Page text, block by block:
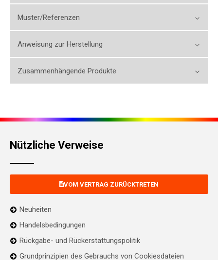
Muster/Referenzen
Anweisung zur Herstellung
Zusammenhängende Produkte
Nützliche Verweise
VOM VERTRAG ZURÜCKTRETEN
Neuheiten
Handelsbedingungen
Rückgabe- und Rückerstattungspolitik
Grundprinzipien des Gebrauchs von Cookiesdateien